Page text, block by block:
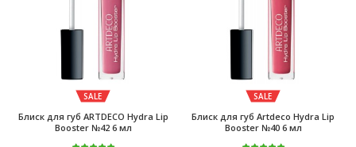
SALE
Блиск для губ ARTDECO Hydra Lip
Booster №42 6 мл
SALE
Блиск для губ Artdeco Hydra Lip
Booster №40 6 мл